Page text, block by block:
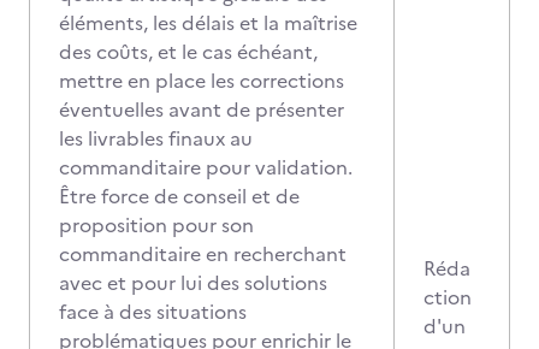
éléments, les délais et la maîtrise
des coûts, et le cas échéant,
mettre en place les corrections
éventuelles avant de présenter
les livrables finaux au
commanditaire pour validation.
Être force de conseil et de
proposition pour son
commanditaire en recherchant
avec et pour lui des solutions
face à des situations
problématiques pour enrichir le
Réda
ction
d'un